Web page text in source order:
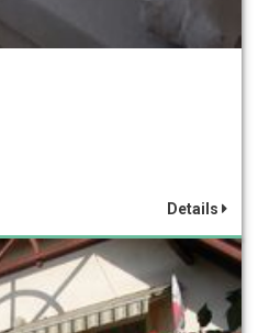
Details